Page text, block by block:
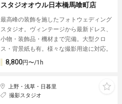
スタジオオウル日本橋馬喰町店
最高峰の装飾を施したフォトウェディング
スタジオ。ヴィンテージから最新ドレス、
小物・装飾品・機材まで完備。大型クロ
ス・背景紙も有。様々な撮影用途に対応。
8,800円〜/1h
上野・浅草・日暮里
撮影スタジオ